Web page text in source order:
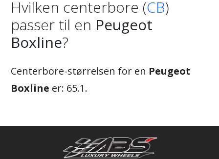
Hvilken centerbore (CB)
passer til en Peugeot
Boxline?
Centerbore-størrelsen for en Peugeot
Boxline er: 65.1.